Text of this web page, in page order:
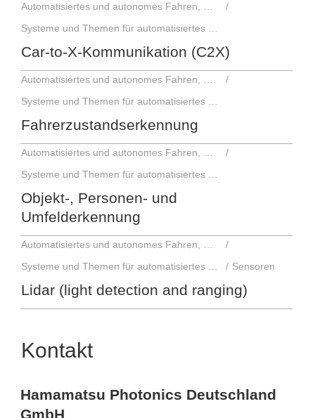
Automatisiertes und autonomes Fahren, Fahrerassistenzsysteme
Systeme und Themen für automatisiertes und autonomes Fahren
Car-to-X-Kommunikation (C2X)
Automatisiertes und autonomes Fahren, Fahrerassistenzsysteme
Systeme und Themen für automatisiertes und autonomes Fahren
Fahrerzustandserkennung
Automatisiertes und autonomes Fahren, Fahrerassistenzsysteme
Systeme und Themen für automatisiertes und autonomes Fahren
Objekt-, Personen- und
Umfelderkennung
Sensoren
Lidar (light detection and ranging)
Kontakt
Hamamatsu Photonics Deutschland
GmbH